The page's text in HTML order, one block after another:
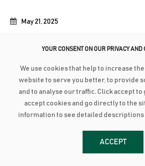
May 21, 2025
SAVINGS PROGRAM AIMED AT
Amana Bank has introduced an
Children’s Savings products under
Bank Kids. This initiative aims to instil
in children from a very early age
foundation for lifelong financial
YOUR CONSENT ON OUR PRIVACY AND
We use cookies that help to increase
website to serve you better, to provide
and to analyse our traffic. Click accept
accept cookies and go directly to the
information to see detailed descriptions
ACCEPT